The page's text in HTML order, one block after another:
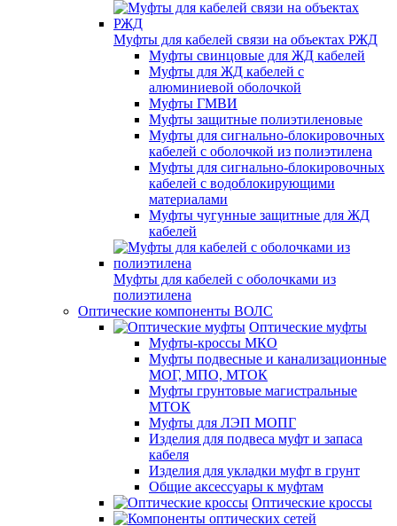
Муфты для кабелей связи на объектах РЖД
Муфты свинцовые для ЖД кабелей
Муфты для ЖД кабелей с
алюминиевой оболочкой
Муфты ГМВИ
Муфты защитные полиэтиленовые
Муфты для сигнально-блокировочных
кабелей с оболочкой из полиэтилена
Муфты для сигнально-блокировочных
кабелей с водоблокирующими
материалами
Муфты чугунные защитные для ЖД
кабелей
Муфты для кабелей с оболочками из
полиэтилена
Оптические компоненты ВОЛС
Оптические муфты
Муфты-кроссы МКО
Муфты подвесные и канализационные
МОГ, МПО, МТОК
Муфты грунтовые магистральные
МТОК
Муфты для ЛЭП МОПГ
Изделия для подвеса муфт и запаса
кабеля
Изделия для укладки муфт в грунт
Общие аксессуары к муфтам
Оптические кроссы